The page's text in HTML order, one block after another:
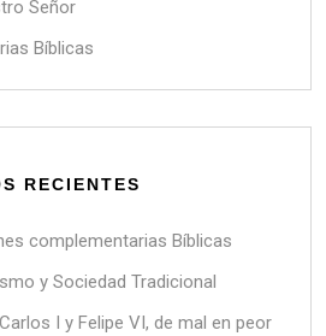
Señor
Bíblicas
RECIENTES
complementarias Bíblicas
y Sociedad Tradicional
I y Felipe VI, de mal en peor